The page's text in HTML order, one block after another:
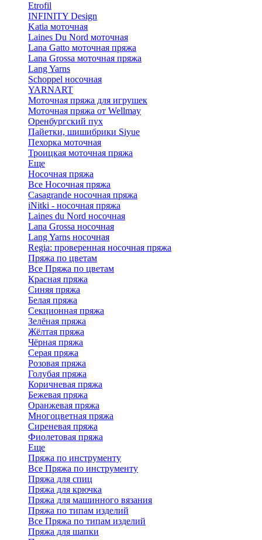
Etrofil
INFINITY Design
Katia моточная
Laines Du Nord моточная
Lana Gatto моточная пряжа
Lana Grossa моточная пряжа
Lang Yarns
Schoppel носочная
YARNART
Моточная пряжа для игрушек
Моточная пряжа от Wellmay
Оренбургский пух
Пайетки, шишибрики Siyue
Пехорка моточная
Троицкая моточная пряжа
Еще
Носочная пряжа
Все Носочная пряжа
Casagrande носочная пряжа
iNitki - носочная пряжа
Laines du Nord носочная
Lana Grossa носочная
Lang Yarns носочная
Regia: проверенная носочная пряжа
Пряжа по цветам
Все Пряжа по цветам
Красная пряжа
Синяя пряжа
Белая пряжа
Секционная пряжа
Зелёная пряжа
Жёлтая пряжа
Чёрная пряжа
Серая пряжа
Розовая пряжа
Голубая пряжа
Коричневая пряжа
Бежевая пряжа
Оранжевая пряжа
Многоцветная пряжа
Сиреневая пряжа
Фиолетовая пряжа
Еще
Пряжа по инструменту
Все Пряжа по инструменту
Пряжа для спиц
Пряжа для крючка
Пряжа для машинного вязания
Пряжа по типам изделий
Все Пряжа по типам изделий
Пряжа для шапки